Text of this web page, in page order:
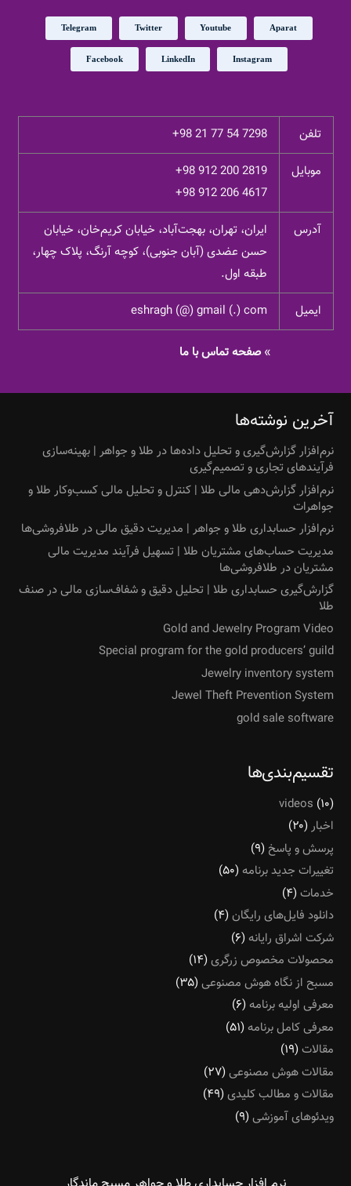
Aparat
Youtube
Twitter
Telegram
Instagram
LinkedIn
Facebook
تلفن +98 21 77 54 7298
موبایل
+98 912 200 2819
+98 912 206 4617
آدرس
ایران، تهران، بهجت‌آباد، خیابان کریم‌خان، خیابان
حسن عضدی (آبان جنوبی)، کوچه آرنگ، پلاک چهار،
طبقه اول.
ایمیل eshragh (@) gmail (.) com
»صفحه تماس با ما
آخرین نوشته‌ها
نرم‌افزار گزارش‌گیری و تحلیل داده‌ها در طلا و جواهر | بهینه‌سازی
فرآیندهای تجاری و تصمیم‌گیری
نرم‌افزار گزارش‌دهی مالی طلا | کنترل و تحلیل مالی کسب‌وکار طلا و
جواهرات
نرم‌افزار حسابداری طلا و جواهر | مدیریت دقیق مالی در طلافروشی‌ها
مدیریت حساب‌های مشتریان طلا | تسهیل فرآیند مدیریت مالی
مشتریان در طلافروشی‌ها
گزارش‌گیری حسابداری طلا | تحلیل دقیق و شفاف‌سازی مالی در صنف
طلا
Gold and Jewelry Program Video
Special program for the gold producers’ guild
Jewelry inventory system
Jewel Theft Prevention System
gold sale software
تقسیم‌بندی‌ها
videos (۱۰)
اخبار(۲۰)
پرسش و پاسخ (۹)
تغییرات جدید برنامه (۵۰)
خدمات(۴)
دانلود فایل‌های رایگان(۴)
شرکت اشراق رایانه (۶)
محصولات مخصوص زرگری(۱۴)
مسبح از نگاه هوش مصنوعی(۳۵)
معرفی اولیه برنامه (۶)
معرفی کامل برنامه (۵۱)
مقالات(۱۹)
مقالات هوش مصنوعی(۲۷)
مقالات و مطالب کلیدی(۴۹)
ویدئوهای آموزشی(۹)